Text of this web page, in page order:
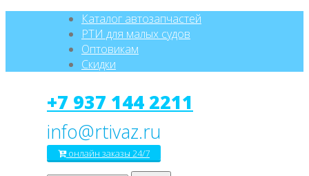
Каталог автозапчастей
РТИ для малых судов
Оптовикам
Скидки
+7 937 144 2211
онлайн заказы 24/7